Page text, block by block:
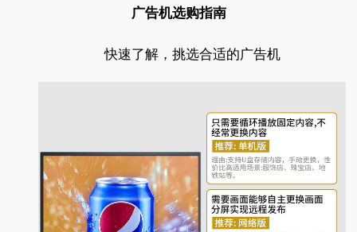
广告机选购指南
快速了解，挑选合适的广告机